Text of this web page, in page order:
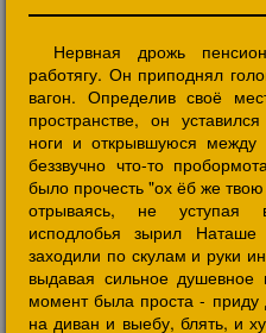
Нервная дрожь
работягу. Он приподнял
вагон. Определив своё
пространстве, он
ноги и открывшуюся
беззвучно что-то
было прочесть "ох ёб же
отрываясь, не уступая
исподлобья зырил
заходили по скулам и руки
выдавая сильное
момент была проста - приду
на диван и выебу, блять, и